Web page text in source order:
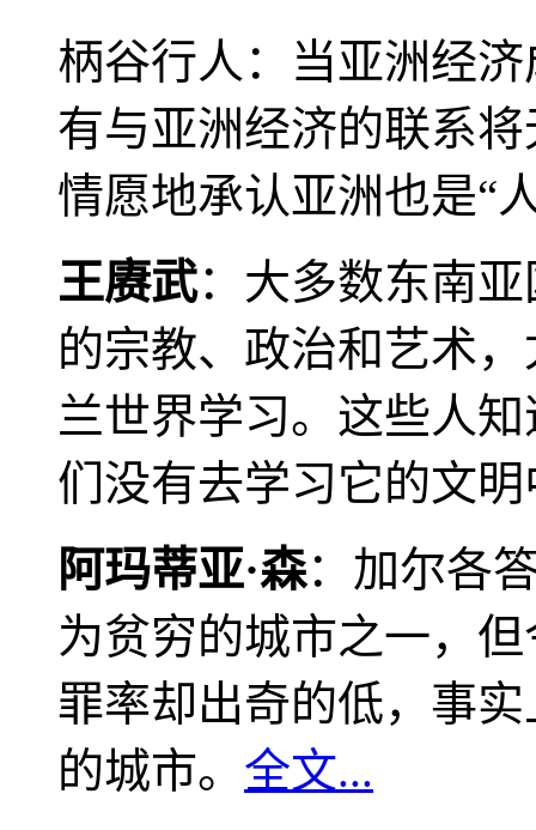
柄谷行人：当亚洲经
有与亚洲经济的联系
情愿地承认亚洲也是“
王赓武：大多数东南
的宗教、政治和艺术
兰世界学习。这些人
们没有去学习它的文
阿玛蒂亚·森：加尔各
为贫穷的城市之一，
罪率却出奇的低，事
的城市。 全文...